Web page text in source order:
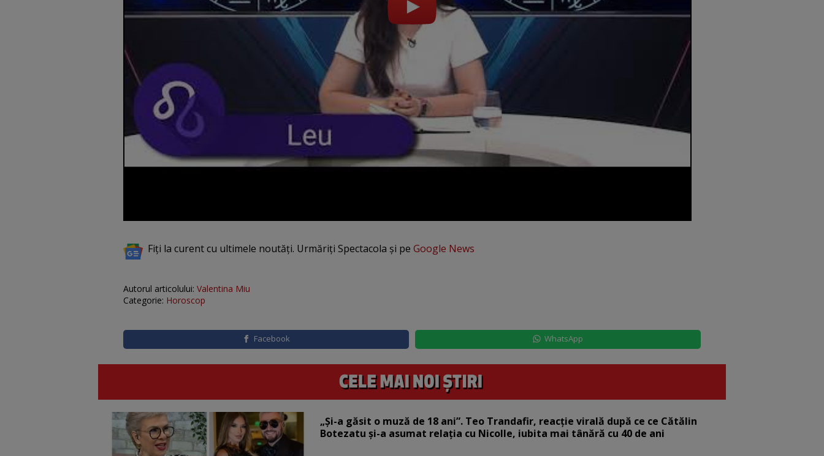
Fiți la curent cu ultimele noutăți. Urmăriți Spectacola și pe Google News
Autorul articolului: Valentina Miu
Categorie: Horoscop
Facebook WhatsApp
„Și-a găsit o muză de 18 ani”. Teo Trandafir, reacție virală după ce ce Cătălin
Botezatu și-a asumat relația cu Nicolle, iubita mai tânără cu 40 de ani